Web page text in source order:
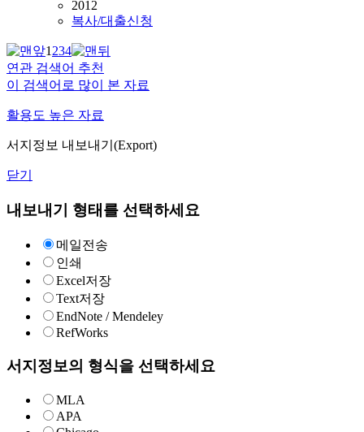
2012
복사/대출신청
1234
연관 검색어 추천
이 검색어로 많이 본 자료
활용도 높은 자료
서지정보 내보내기(Export)
닫기
내보내기 형태를 선택하세요
메일전송
인쇄
Excel저장
Text저장
EndNote / Mendeley
RefWorks
서지정보의 형식을 선택하세요
MLA
APA